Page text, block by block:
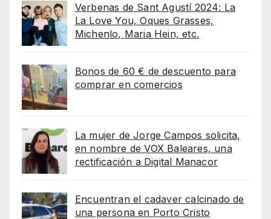
Verbenas de Sant Agustí 2024: La
La Love You, Oques Grasses,
Michenlo, Maria Hein, etc.
Bonos de 60 € de descuento para
comprar en comercios
La mujer de Jorge Campos solicita,
en nombre de VOX Baleares, una
rectificación a Digital Manacor
Encuentran el cadaver calcinado de
una persona en Porto Cristo